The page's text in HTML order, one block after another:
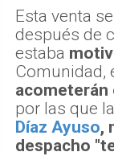
Esta venta
después de
estaba
Comunidad,
acometerán
por las que
Díaz Ayuso,
despacho